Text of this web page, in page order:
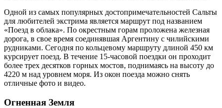
Одной из самых популярных достопримечательностей Сальты
для любителей экстрима является маршрут под названием
«Поезд в облака». По окрестным горам проложена железная
дорога, в свое время соединявшая Аргентину с чилийскими
рудниками. Сегодня по кольцевому маршруту длиной 450 км
курсирует поезд. В течение 15-часовой поездки он проходит
более трех десятков горных мостов, поднимаясь на высоту до
4220 м над уровнем моря. Из окон поезда можно снять
отличные фото и видео.
Огненная Земля